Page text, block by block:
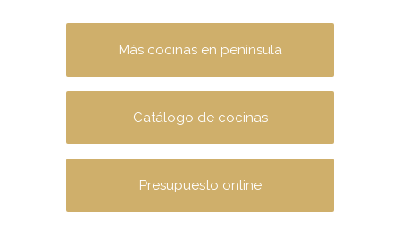
Más cocinas en península
Catálogo de cocinas
Presupuesto online